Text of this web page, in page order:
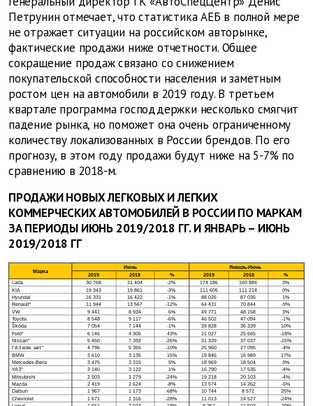
Петрунин отмечает, что статистика АЕБ в полной мере
не отражает ситуации на российском авторынке,
фактические продажи ниже отчетности. Общее
сокращение продаж связано со снижением
покупательской способности населения и заметным
ростом цен на автомобили в 2019 году. В третьем
квартале программа господдержки несколько смягчит
падение рынка, но поможет она очень ограниченному
количеству локализованных в России брендов. По его
прогнозу, в этом году продажи будут ниже на 5-7% по
сравнению в 2018-м.
ПРОДАЖИ НОВЫХ ЛЕГКОВЫХ И ЛЕГКИХ
КОММЕРЧЕСКИХ АВТОМОБИЛЕЙ В РОССИИ ПО МАРКАМ
ЗА ПЕРИОДЫ ИЮНЬ 2019/2018 ГГ. И ЯНВАРЬ – ИЮНЬ
2019/2018 ГГ